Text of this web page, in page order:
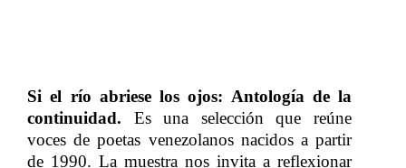
Si el río abriese los ojos: Antología de la
continuidad. ​​ Es una selección que reúne
voces de poetas venezolanos nacidos a partir
de 1990. La muestra nos invita a reflexionar